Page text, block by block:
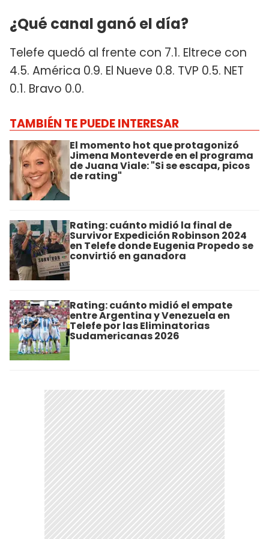
¿Qué canal ganó el día?
Telefe quedó al frente con 7.1. Eltrece con
4.5. América 0.9. El Nueve 0.8. TVP 0.5. NET
0.1. Bravo 0.0.
TAMBIÉN TE PUEDE INTERESAR
El momento hot que protagonizó
Jimena Monteverde en el programa
de Juana Viale: "Si se escapa, picos
de rating"
Rating: cuánto midió la final de
Survivor Expedición Robinson 2024
en Telefe donde Eugenia Propedo se
convirtió en ganadora
Rating: cuánto midió el empate
entre Argentina y Venezuela en
Telefe por las Eliminatorias
Sudamericanas 2026